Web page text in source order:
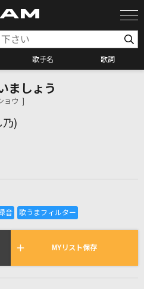
歌手名 歌詞
ケ検索
ケ店舗検索
りれき
われている曲の一覧
ましょう
ョウ ]
乃)
MYリスト保存